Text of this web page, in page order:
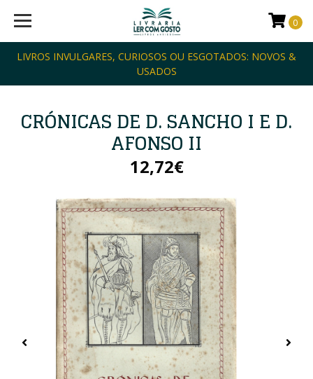
LIVROS INVULGARES, CURIOSOS OU ESGOTADOS: NOVOS &
USADOS
0
CRÓNICAS DE D. SANCHO I E D.
AFONSO II
12,72€